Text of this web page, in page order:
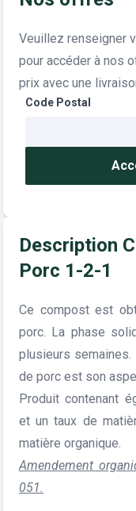
Veuillez renseigner
pour accéder à nos
prix avec une
Code Postal
Description
Porc 1-2-1
Ce compost est
porc. La phase
plusieurs
de porc est son
Produit contenant
et un taux de
matière organique.
Amendement
051.